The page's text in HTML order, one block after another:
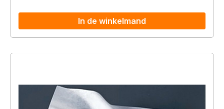
In de winkelmand